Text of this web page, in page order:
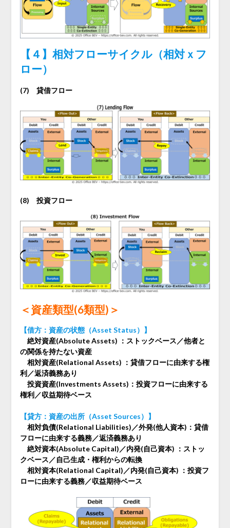
【４】相対フローサイクル（相対ｘフ
ロー）
(7) 貸借フロー
(8) 投資フロー
＜資産類型(6類型)＞
【借方：資産の状態（Asset Status）】
絶対資産(Absolute Assets) ：ストックベース／他者と
の関係を持たない資産
相対資産(Relational Assets) ：貸借フローに由来する権
利／返済義務あり
投資資産(Investments Assets)：投資フローに由来する
権利／収益期待ベース
【貸方：資産の出所（Asset Sources）】
相対負債(Relational Liabilities)／外発(他人資本)：貸借
フローに由来する義務／返済義務あり
絶対資本(Absolute Capital)／内発(自己資本) ：ストッ
クベース／自己生成・権利からの転換
相対資本(Relational Capital)／内発(自己資本) ：投資フ
ローに由来する義務／収益期待ベース